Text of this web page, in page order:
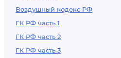
Воздушный кодекс РФ
ГК РФ часть 1
ГК РФ часть 2
ГК РФ часть 3